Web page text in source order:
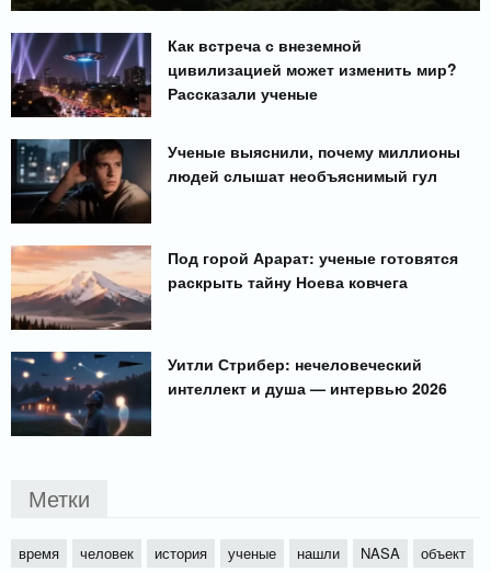
Как встреча с внеземной
цивилизацией может изменить мир?
Рассказали ученые
Ученые выяснили, почему миллионы
людей слышат необъяснимый гул
Под горой Арарат: ученые готовятся
раскрыть тайну Ноева ковчега
Уитли Стрибер: нечеловеческий
интеллект и душа — интервью 2026
Метки
время человек история ученые нашли NASA объект